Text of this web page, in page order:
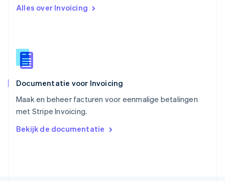
Alles over Invoicing
Documentatie voor Invoicing
Maak en beheer facturen voor eenmalige betalingen
met Stripe Invoicing.
Bekijk de documentatie
EnglishItaliano
Español
Thailand
Tsjechië
Vasteland van China
简体中文 English
English